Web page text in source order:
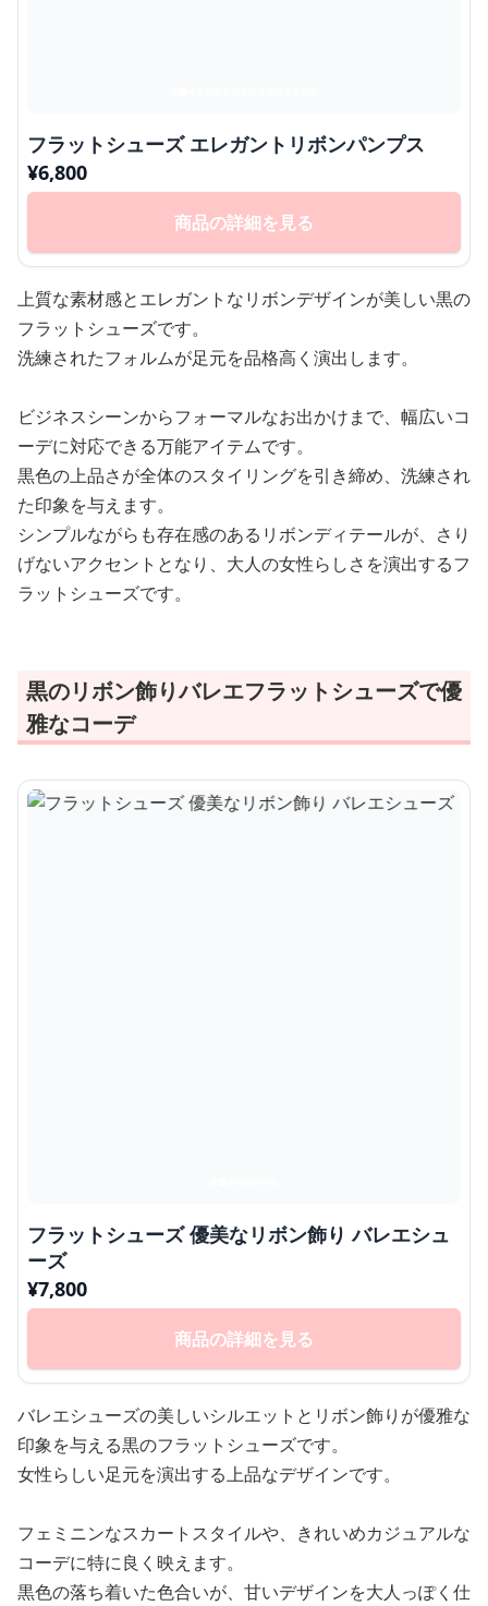
フラットシューズ エレガントリボンパンプス
¥6,800
商品の詳細を見る
上質な素材感とエレガントなリボンデザインが美しい黒の
フラットシューズです。
洗練されたフォルムが足元を品格高く演出します。
ビジネスシーンからフォーマルなお出かけまで、幅広いコ
ーデに対応できる万能アイテムです。
黒色の上品さが全体のスタイリングを引き締め、洗練され
た印象を与えます。
シンプルながらも存在感のあるリボンディテールが、さり
げないアクセントとなり、大人の女性らしさを演出するフ
ラットシューズです。
黒のリボン飾りバレエフラットシューズで優
雅なコーデ
フラットシューズ 優美なリボン飾り バレエシュ
ーズ
¥7,800
商品の詳細を見る
バレエシューズの美しいシルエットとリボン飾りが優雅な
印象を与える黒のフラットシューズです。
女性らしい足元を演出する上品なデザインです。
フェミニンなスカートスタイルや、きれいめカジュアルな
コーデに特に良く映えます。
黒色の落ち着いた色合いが、甘いデザインを大人っぽく仕